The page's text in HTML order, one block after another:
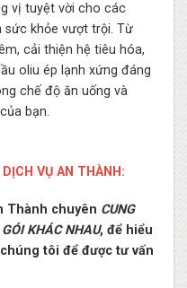
vị tuyệt vời cho các
khỏe vượt trội. Từ
cải thiện hệ tiêu hóa,
oliu ép lạnh xứng đáng
chế độ ăn uống và
bạn.
VỤ AN THÀNH:
Thành chuyên CUNG
KHÁC NHAU, để hiểu
tôi để được tư vấn